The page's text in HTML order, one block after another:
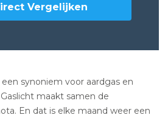
Vergelijken
synoniem voor aardgas en
maakt samen de
En dat is elke maand weer een